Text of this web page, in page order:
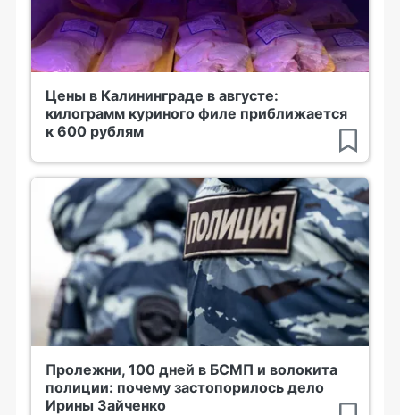
Цены в Калининграде в августе:
килограмм куриного филе приближается
к 600 рублям
Пролежни, 100 дней в БСМП и волокита
полиции: почему застопорилось дело
Ирины Зайченко